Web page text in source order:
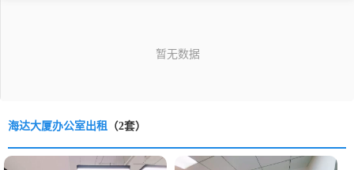
海达大厦办公室出租 （2套）